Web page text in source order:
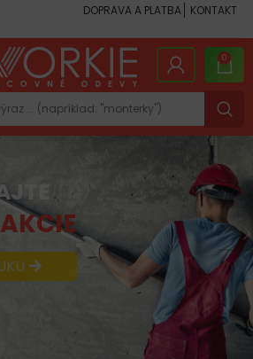
DOPRAVA A PLATBA KONTAKT
0